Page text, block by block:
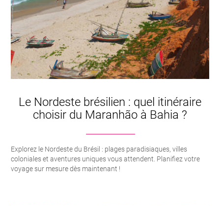
Le Nordeste brésilien : quel itinéraire
choisir du Maranhão à Bahia ?
Explorez le Nordeste du Brésil : plages paradisiaques, villes
coloniales et aventures uniques vous attendent. Planifiez votre
voyage sur mesure dès maintenant !